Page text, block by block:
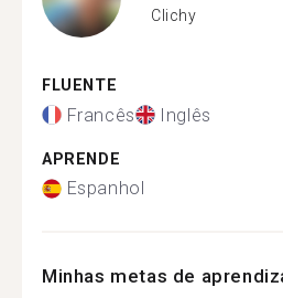
Clichy
FLUENTE
Francês Inglês
APRENDE
Espanhol
Minhas metas de